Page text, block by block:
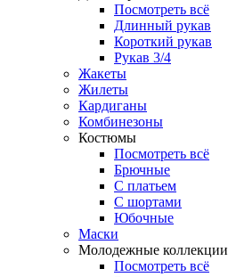
Посмотреть всё
Длинный рукав
Короткий рукав
Рукав 3/4
Жакеты
Жилеты
Кардиганы
Комбинезоны
Костюмы
Посмотреть всё
Брючные
С платьем
С шортами
Юбочные
Маски
Молодежные коллекции
Посмотреть всё